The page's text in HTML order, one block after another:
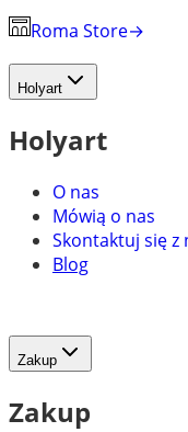
Roma Store→
Holyart
Holyart
O nas
Mówią o nas
Skontaktuj się z
Blog
Zakup
Zakup